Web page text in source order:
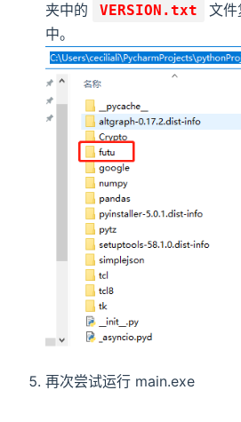
夹中的
VERSION.txt
文
中。
再次尝试运行 main.exe